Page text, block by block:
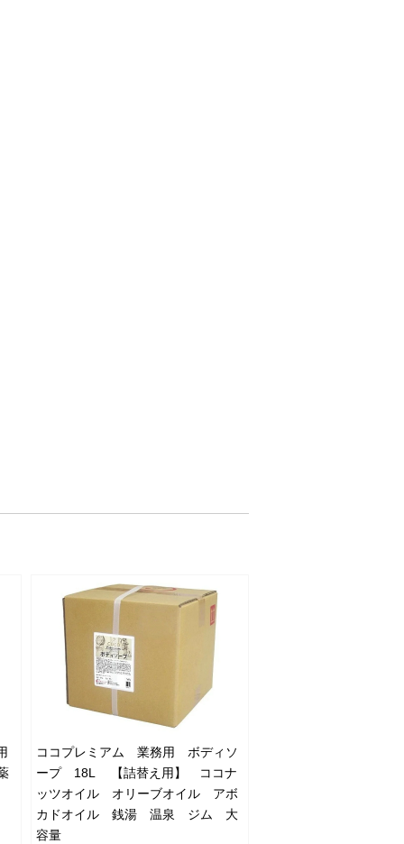
ココプレミアム 業務用 ボディソ
ープ 18L 【詰替え用】 ココナ
ッツオイル オリーブオイル アボ
カドオイル 銭湯 温泉 ジム 大
容量